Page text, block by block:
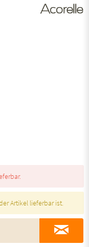
Artikel lieferbar ist.